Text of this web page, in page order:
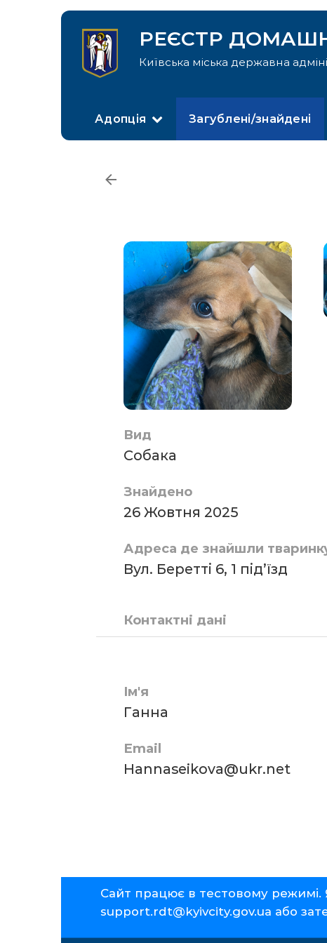
РЕЄСТР
Київська міська державна
Адопція Загублені/знайдені
Вид
Собака
Знайдено
26 Жовтня 2025
Адреса де знайшли
Вул. Беретті 6, 1 під’їзд
Контактні дані
Ім'я
Ганна
Email
Hannaseikova@ukr.net
Сайт працює в тестовому режимі.
support.rdt@kyivcity.gov.ua або